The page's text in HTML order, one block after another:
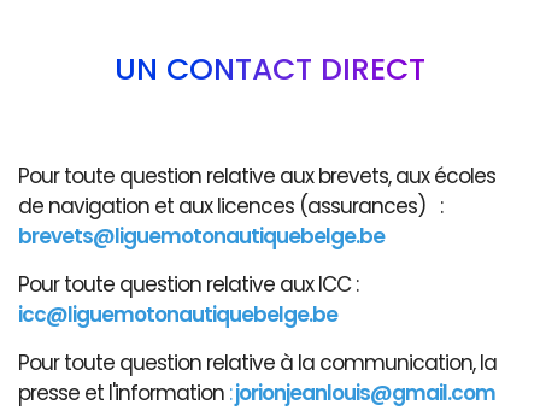
UN CONTACT DIRECT
Pour toute question relative aux brevets, aux écoles
de navigation et aux licences (assurances) :
brevets@liguemotonautiquebelge.be
Pour toute question relative aux ICC :
icc@liguemotonautiquebelge.be
Pour toute question relative à la communication, la
presse et l'information :jorionjeanlouis@gmail.com